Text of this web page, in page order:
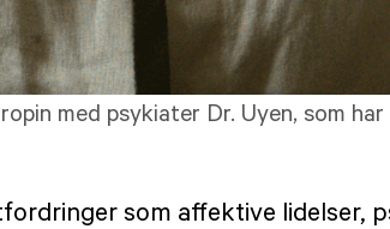
med psykiater Dr. Uyen, som har
som affektive lidelser,